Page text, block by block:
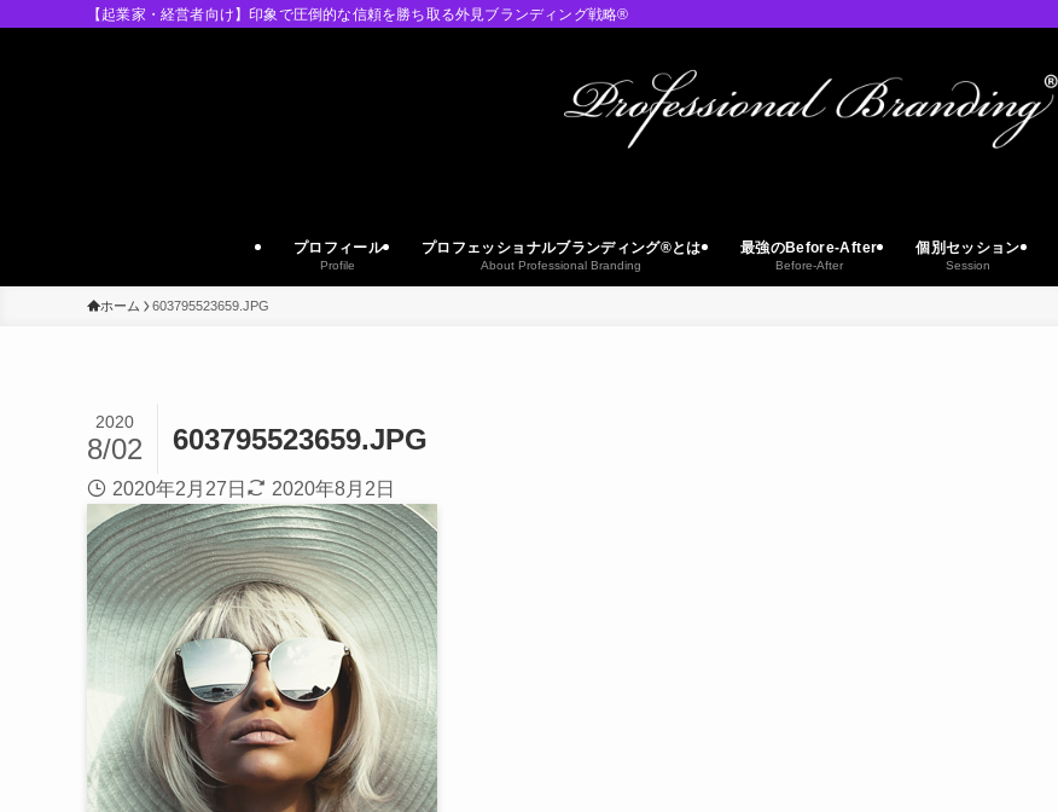
【起業家・経営者向け】印象で圧倒的な信頼を勝ち取る外見ブランディング戦略®︎
プロフィール
Profile
プロフェッショナルブランディング®︎とは
About Professional Branding
最強のBefore-After
Before-After
個別セッション
Session
ホーム 603795523659.JPG
603795523659.JPG
2020
8/02
2020年2月27日 2020年8月2日